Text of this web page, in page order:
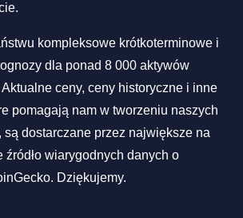
kompleksowe krótkoterminowe i
dla ponad 8 000 aktywów
ceny, ceny historyczne i inne
pomagają nam w tworzeniu naszych
są dostarczane przez największe na
wiarygodnych danych o
Dziękujemy.